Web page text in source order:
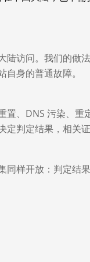
陆访问。我们的做
身的普通故障。
置、DNS 污染、
判定结果，相关
同样开放：判定结